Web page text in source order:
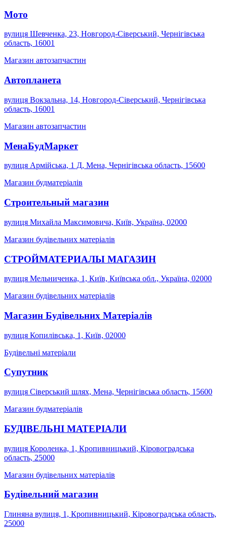
Мото
вулиця Шевченка, 23, Новгород-Сіверський, Чернігівська
область, 16001
Магазин автозапчастин
Автопланета
вулиця Вокзальна, 14, Новгород-Сіверський, Чернігівська
область, 16001
Магазин автозапчастин
МенаБудМаркет
вулиця Армійська, 1 Д, Мена, Чернігівська область, 15600
Магазин будматеріалів
Строительный магазин
вулиця Михайла Максимовича, Київ, Україна, 02000
Магазин будівельних матеріалів
СТРОЙМАТЕРИАЛЫ МАГАЗИН
вулиця Мельниченка, 1, Київ, Київська обл., Україна, 02000
Магазин будівельних матеріалів
Магазин Будівельних Матеріалів
вулиця Копилівська, 1, Київ, 02000
Будівельні матеріали
Супутник
вулиця Сіверський шлях, Мена, Чернігівська область, 15600
Магазин будматеріалів
БУДІВЕЛЬНІ МАТЕРІАЛИ
вулиця Короленка, 1, Кропивницький, Кіровоградська
область, 25000
Магазин будівельних матеріалів
Будівельний магазин
Глиняна вулиця, 1, Кропивницький, Кіровоградська область,
25000